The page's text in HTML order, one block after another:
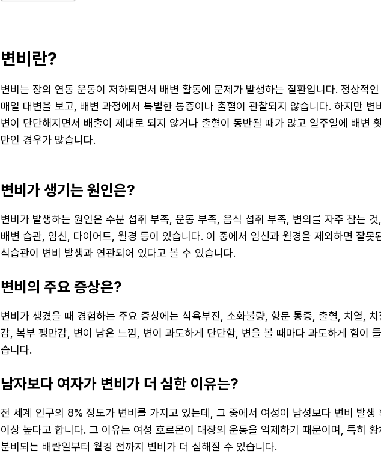
변비란?
변비는 장의 연동 운동이 저하되면서 배변 활동에 문제가 발생하는 질환입니다. 정상적
매일 대변을 보고, 배변 과정에서 특별한 통증이나 출혈이 관찰되지 않습니다. 하지만 변
변이 단단해지면서 배출이 제대로 되지 않거나 출혈이 동반될 때가 많고 일주일에 배변
만인 경우가 많습니다.
변비가 생기는 원인은?
변비가 발생하는 원인은 수분 섭취 부족, 운동 부족, 음식 섭취 부족, 변의를 자주 참는 것
배변 습관, 임신, 다이어트, 월경 등이 있습니다. 이 중에서 임신과 월경을 제외하면 잘못
식습관이 변비 발생과 연관되어 있다고 볼 수 있습니다.
변비의 주요 증상은?
변비가 생겼을 때 경험하는 주요 증상에는 식욕부진, 소화불량, 항문 통증, 출혈, 치열,
감, 복부 팽만감, 변이 남은 느낌, 변이 과도하게 단단함, 변을 볼 때마다 과도하게 힘이
습니다.
남자보다 여자가 변비가 더 심한 이유는?
전 세계 인구의 8% 정도가 변비를 가지고 있는데, 그 중에서 여성이 남성보다 변비 발생
이상 높다고 합니다. 그 이유는 여성 호르몬이 대장의 운동을 억제하기 때문이며, 특히 황
분비되는 배란일부터 월경 전까지 변비가 더 심해질 수 있습니다.